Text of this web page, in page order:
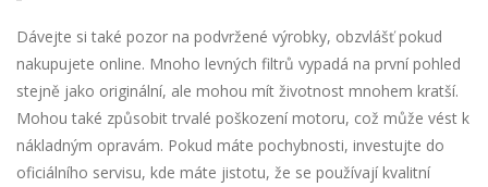
Dávejte si také pozor na podvržené výrobky, obzvlášť pokud
nakupujete online. Mnoho levných filtrů vypadá na první pohled
stejně jako originální, ale mohou mít životnost mnohem kratší.
Mohou také způsobit trvalé poškození motoru, což může vést k
nákladným opravám. Pokud máte pochybnosti, investujte do
oficiálního servisu, kde máte jistotu, že se používají kvalitní